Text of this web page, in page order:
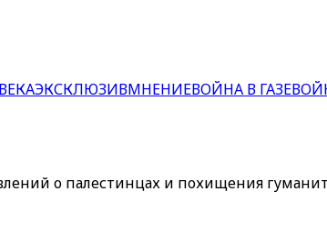
ЭКСКЛЮЗИВМНЕНИЕВОЙНА В ГАЗЕ
о палестинцах и похищения